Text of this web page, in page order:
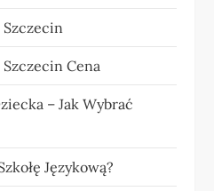
Cena
– Jak Wybrać
Językową?